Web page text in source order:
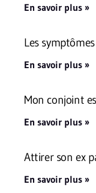
En savoir plus »
Les
En savoir plus »
Mon conjoint
En savoir plus »
Attirer son ex
En savoir plus »